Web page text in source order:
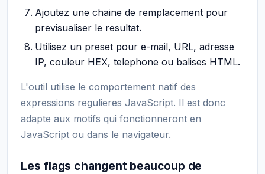
Ajoutez une chaine de remplacement pour
previsualiser le resultat.
Utilisez un preset pour e-mail, URL, adresse
IP, couleur HEX, telephone ou balises HTML.
L'outil utilise le comportement natif des
expressions regulieres JavaScript. Il est donc
adapte aux motifs qui fonctionneront en
JavaScript ou dans le navigateur.
Les flags changent beaucoup de